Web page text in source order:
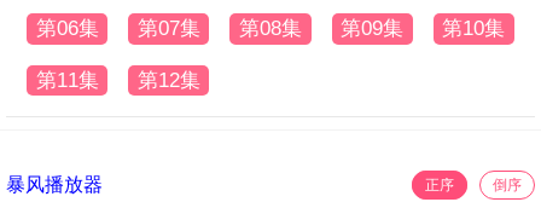
第06集 第07集 第08集 第09集 第10集
第11集 第12集
暴风播放器 正序 倒序